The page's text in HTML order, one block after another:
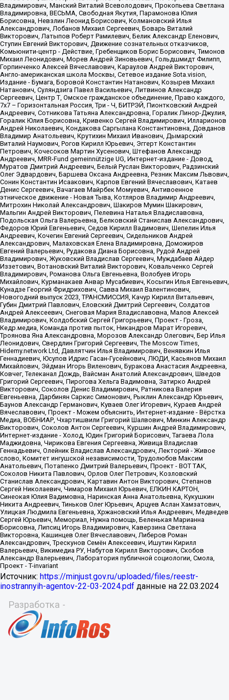
Источник: https://minjust.gov.ru/uploaded/files/reestr-
inostrannyih-agentov-22-03-2024.pdf данные на 22.03.2024
Разработка -